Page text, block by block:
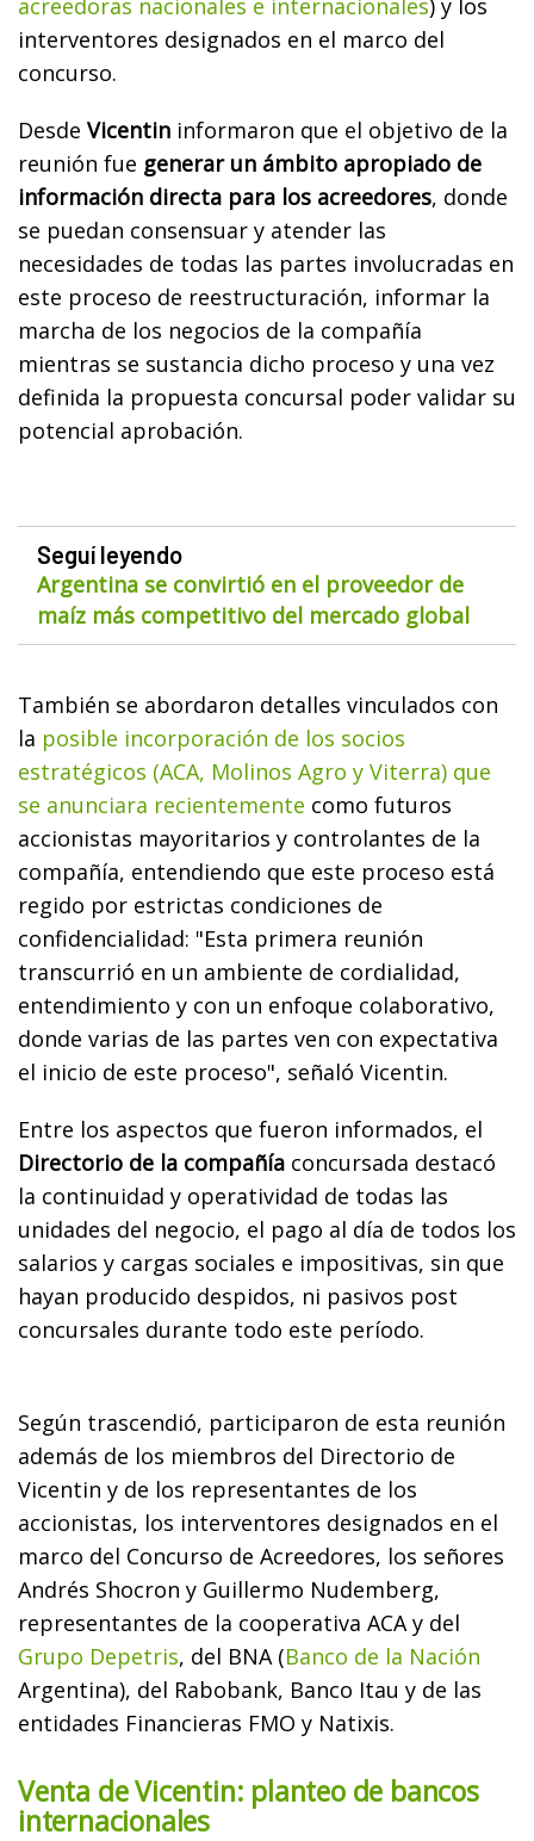
acreedoras nacionales e internacionales) y los
interventores designados en el marco del
concurso.
Desde Vicentin informaron que el objetivo de la
reunión fue generar un ámbito apropiado de
información directa para los acreedores, donde
se puedan consensuar y atender las
necesidades de todas las partes involucradas en
este proceso de reestructuración, informar la
marcha de los negocios de la compañía
mientras se sustancia dicho proceso y una vez
definida la propuesta concursal poder validar su
potencial aprobación.
Seguí leyendo
Argentina se convirtió en el proveedor de
maíz más competitivo del mercado global
También se abordaron detalles vinculados con
la posible incorporación de los socios
estratégicos (ACA, Molinos Agro y Viterra) que
se anunciara recientemente como futuros
accionistas mayoritarios y controlantes de la
compañía, entendiendo que este proceso está
regido por estrictas condiciones de
confidencialidad: "Esta primera reunión
transcurrió en un ambiente de cordialidad,
entendimiento y con un enfoque colaborativo,
donde varias de las partes ven con expectativa
el inicio de este proceso", señaló Vicentin.
Entre los aspectos que fueron informados, el
Directorio de la compañía concursada destacó
la continuidad y operatividad de todas las
unidades del negocio, el pago al día de todos los
salarios y cargas sociales e impositivas, sin que
hayan producido despidos, ni pasivos post
concursales durante todo este período.
Según trascendió, participaron de esta reunión
además de los miembros del Directorio de
Vicentin y de los representantes de los
accionistas, los interventores designados en el
marco del Concurso de Acreedores, los señores
Andrés Shocron y Guillermo Nudemberg,
representantes de la cooperativa ACA y del
Grupo Depetris, del BNA (Banco de la Nación
Argentina), del Rabobank, Banco Itau y de las
entidades Financieras FMO y Natixis.
Venta de Vicentin: planteo de bancos
internacionales